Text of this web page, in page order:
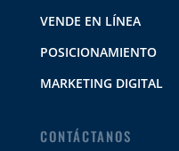
VENDE EN LÍNEA
POSICIONAMIENTO
MARKETING DIGITAL
CONTÁCTANOS